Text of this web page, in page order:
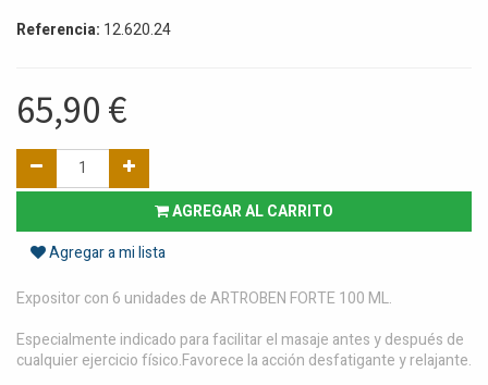
Referencia: 12.620.24
65,90 €
AGREGAR AL CARRITO
Agregar a mi lista
Expositor con 6 unidades de ARTROBEN FORTE 100 ML.
Especialmente indicado para facilitar el masaje antes y después de
cualquier ejercicio físico.Favorece la acción desfatigante y relajante.